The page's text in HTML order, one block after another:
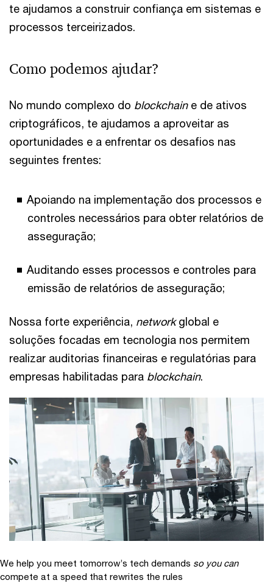
te ajudamos a construir confiança em sistemas e
processos terceirizados.
Como podemos ajudar?
No mundo complexo do blockchaine de ativos
criptográficos, te ajudamos a aproveitar as
oportunidades e a enfrentar os desafios nas
seguintes frentes:
Apoiando na implementação dos processos e
controles necessários para obter relatórios de
asseguração;
Auditando esses processos e controles para
emissão de relatórios de asseguração;
Nossa forte experiência, networkglobal e
soluções focadas em tecnologia nos permitem
realizar auditorias financeiras e regulatórias para
empresas habilitadas para blockchain.
We help you meet tomorrow’s tech demands so you can
compete at a speed that rewrites the rules